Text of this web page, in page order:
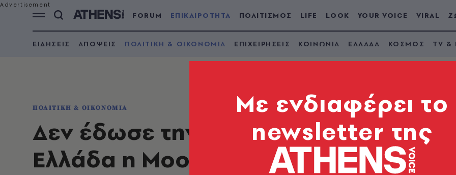
FORUM ΕΠΙΚΑΙΡΟΤΗΤΑ ΠΟΛΙΤΙΣΜΟΣ LIFE LOOK YOUR VOICE VIRAL
ΕΙΔΗΣΕΙΣ ΑΠΟΨΕΙΣ ΠΟΛΙΤΙΚΗ & ΟΙΚΟΝΟΜΙΑ ΕΠΙΧΕΙΡΗΣΕΙΣ ΚΟΙΝΩΝΙΑ ΕΛΛΑΔΑ ΚΟΣΜΟΣ TV &
ΠΟΛΙΤΙΚΗ & ΟΙΚΟΝΟΜΙΑ
Δεν έδωσε την επενδυτική βαθμίδα
Ελλάδα η Moody's
Mε ενδιαφέρει το
newsletter της